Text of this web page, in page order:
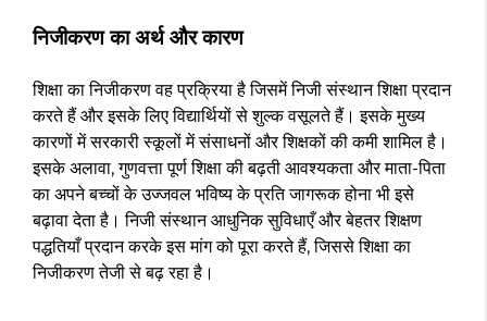
निजीकरण का अर्थ और कारण
शिक्षा का निजीकरण वह प्रक्रिया है जिसमें निजी संस्थान शिक्षा प्रदान
करते हैं और इसके लिए विद्यार्थियों से शुल्क वसूलते हैं। इसके मुख्य
कारणों में सरकारी स्कूलों में संसाधनों और शिक्षकों की कमी शामिल है।
इसके अलावा, गुणवत्ता पूर्ण शिक्षा की बढ़ती आवश्यकता और माता-पिता
का अपने बच्चों के उज्जवल भविष्य के प्रति जागरूक होना भी इसे
बढ़ावा देता है। निजी संस्थान आधुनिक सुविधाएँ और बेहतर शिक्षण
पद्धतियाँ प्रदान करके इस मांग को पूरा करते हैं, जिससे शिक्षा का
निजीकरण तेजी से बढ़ रहा है।